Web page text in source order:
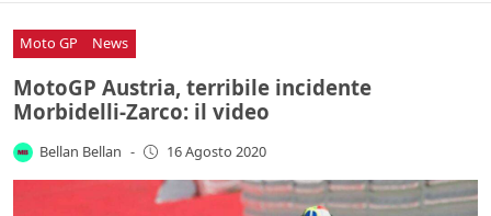
Moto GP News
MotoGP Austria, terribile incidente
Morbidelli-Zarco: il video
Bellan Bellan - 16 Agosto 2020